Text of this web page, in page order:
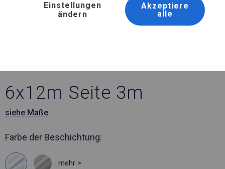
6x12m Seite 3m
siehe Maße
Farbe der Beschichtung:
mehr >
Einstellungen
ändern
Akzeptiere
alle